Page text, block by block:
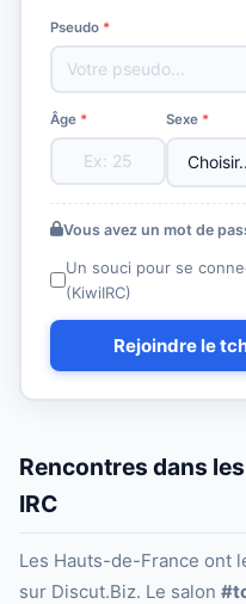
Pseudo *
Âge * Sexe *
Vous avez un mot de
Un souci pour se
(KiwiIRC)
Rejoindre le
Rencontres dans
IRC
Les Hauts-de-France ont
sur Discut.Biz. Le salon